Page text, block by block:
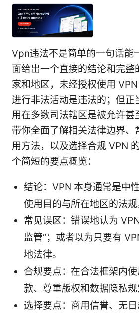
Vpn违法不是简单的一句话能
面给出一个直接的结论和完整
家和地区，未经授权使用
进行非法活动是违法的；但正
用在多数司法辖区是被允许甚
带你全面了解相关法律边界、
用方法，以及选择合规 VPN
个简短的要点概览：
结论：VPN 本身通常是中
使用目的与所在地区的法规
常见误区：错误地认为
监管”；或者以为只要有
地法律。
合规要点：在合法框架内
款、尊重版权和数据隐私规
选择要点：商用信誉、无